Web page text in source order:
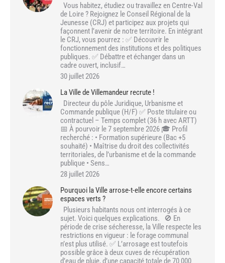
Vous habitez, étudiez ou travaillez en Centre-Val
de Loire ? Rejoignez le Conseil Régional de la
Jeunesse (CRJ) et participez aux projets qui
façonnent l’avenir de notre territoire. En intégrant
le CRJ, vous pourrez : ✅ Découvrir le
fonctionnement des institutions et des politiques
publiques. ✅ Débattre et échanger dans un
cadre ouvert, inclusif…
30 juillet 2026
La Ville de Villemandeur recrute !
Directeur du pôle Juridique, Urbanisme et
Commande publique (H/F) ✅ Poste titulaire ou
contractuel – Temps complet (36 h avec ARTT)
📅 À pourvoir le 7 septembre 2026 🎓 Profil
recherché : • Formation supérieure (Bac +5
souhaité) • Maîtrise du droit des collectivités
territoriales, de l’urbanisme et de la commande
publique • Sens…
28 juillet 2026
Pourquoi la Ville arrose-t-elle encore certains
espaces verts ?
Plusieurs habitants nous ont interrogés à ce
sujet. Voici quelques explications. 🚫 En
période de crise sécheresse, la Ville respecte les
restrictions en vigueur : le forage communal
n’est plus utilisé. ✅ L’arrosage est toutefois
possible grâce à deux cuves de récupération
d’eau de pluie, d’une capacité totale de 70 000